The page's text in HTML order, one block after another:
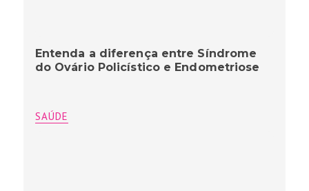
Entenda a diferença entre Síndrome
do Ovário Policístico e Endometriose
SAÚDE